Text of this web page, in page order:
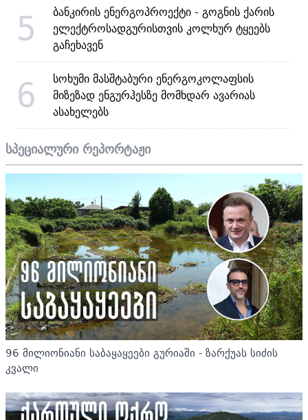
5
ბანკირის ენერგოპროექტი - გოგნის ქარის
ელექტროსადგურისთვის კოლხურ ტყეებს
გაჩეხავენ
6
სოხუმი მასშტაბური ენერგოკოლაფსის
მიზეზად ენგურჰესზე მომხდარ ავარიას
ასახელებს
სპეციალური რეპორტაჟი
96 მილიონიანი საბაყაყეები გურიაში - ზარქუას სიძის
კვალი